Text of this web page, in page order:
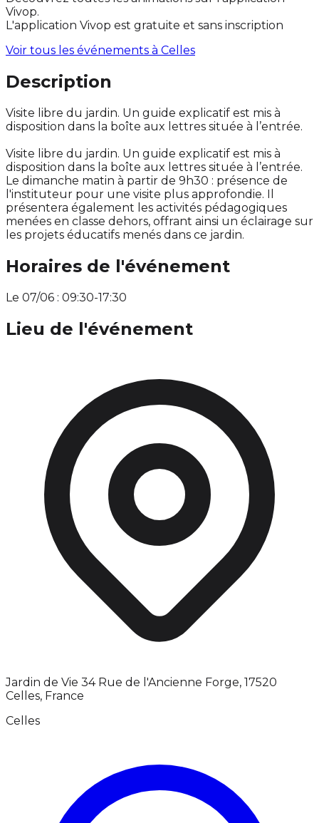
Vivop.
L'application Vivop est gratuite et sans inscription
Voir tous les événements à Celles
Description
Visite libre du jardin. Un guide explicatif est mis à
disposition dans la boîte aux lettres située à l’entrée.
Visite libre du jardin. Un guide explicatif est mis à
disposition dans la boîte aux lettres située à l’entrée.
Le dimanche matin à partir de 9h30 : présence de
l'instituteur pour une visite plus approfondie. Il
présentera également les activités pédagogiques
menées en classe dehors, offrant ainsi un éclairage sur
les projets éducatifs menés dans ce jardin.
Horaires de l'événement
Le 07/06 : 09:30-17:30
Lieu de l'événement
Jardin de Vie 34 Rue de l'Ancienne Forge, 17520
Celles, France
Celles